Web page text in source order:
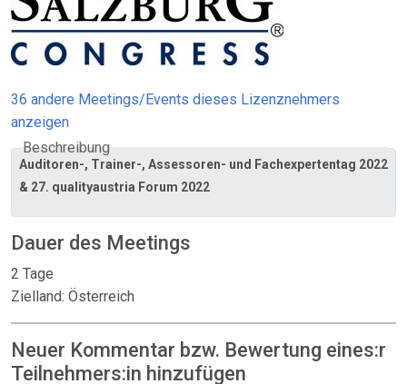
36 andere Meetings/Events dieses Lizenznehmers
anzeigen
Beschreibung
Auditoren-, Trainer-, Assessoren- und Fachexpertentag 2022
& 27. qualityaustria Forum 2022
Dauer des Meetings
2 Tage
Zielland: Österreich
Neuer Kommentar bzw. Bewertung eines:r
Teilnehmers:in hinzufügen